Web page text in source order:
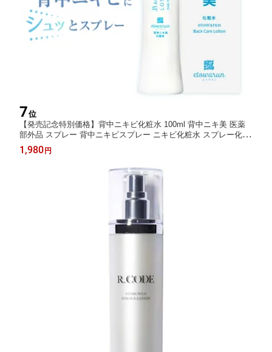
7位
【発売記念特別価格】背中ニキビ化粧水 100ml 背中ニキ美 医薬
部外品 スプレー 背中ニキビスプレー ニキビ化粧水 スプレー化粧
水 ミスト化粧水 アクネケア サリチル酸 グリチルリチン酸 ニキビ
化粧水 にきび ニキビケア 背中ケア ニキビ跡 二の腕 メンズ レデ
1,980 円